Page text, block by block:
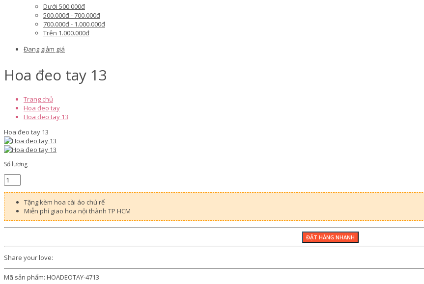
Dưới 500.000đ
500.000đ - 700.000đ
700.000đ - 1.000.000đ
Trên 1.000.000đ
Đang giảm giá
Hoa đeo tay 13
Trang chủ
Hoa đeo tay
Hoa đeo tay 13
Hoa đeo tay 13
Số lượng
Tặng kèm hoa cài áo chú rể
Miễn phí giao hoa nội thành TP HCM
Share your love:
Mã sản phẩm: HOADEOTAY-4713